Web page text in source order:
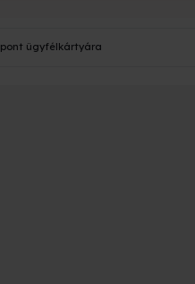
pont ügyfélkártyára